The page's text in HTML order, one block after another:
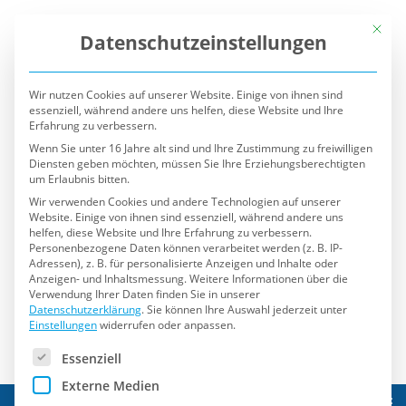
Mit
Datenschutzeinstellungen
Wir nutzen Cookies auf unserer Website. Einige von ihnen sind
essenziell, während andere uns helfen, diese Website und Ihre
Erfahrung zu verbessern.
Wenn Sie unter 16 Jahre alt sind und Ihre Zustimmung zu freiwilligen
Diensten geben möchten, müssen Sie Ihre Erziehungsberechtigten
um Erlaubnis bitten.
Wir verwenden Cookies und andere Technologien auf unserer
Website. Einige von ihnen sind essenziell, während andere uns
helfen, diese Website und Ihre Erfahrung zu verbessern.
Personenbezogene Daten können verarbeitet werden (z. B. IP-
Adressen), z. B. für personalisierte Anzeigen und Inhalte oder
Anzeigen- und Inhaltsmessung.Weitere Informationen über die
Verwendung Ihrer Daten finden Sie in unserer
Datenschutzerklärung.Sie können Ihre Auswahl jederzeit unter
Einstellungenwiderrufen oder anpassen.
Es folgt eine Liste der Service-Gruppen, für die eine
Essenziell
Externe Medien